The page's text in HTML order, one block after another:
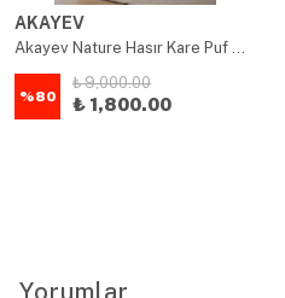
AKAYEV
Akayev Nature Hasır Kare Puf Minder
%80
₺ 9,000.00
₺ 1,800.00
Yorumlar